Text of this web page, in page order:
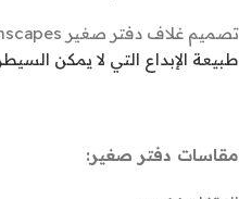
تصميم غلاف دفتر صغير Dreamscapes ” مخطط ” يعيد إنتاج
طبيعة الإبداع التي لا يمكن
مقاسات دفتر صغير: